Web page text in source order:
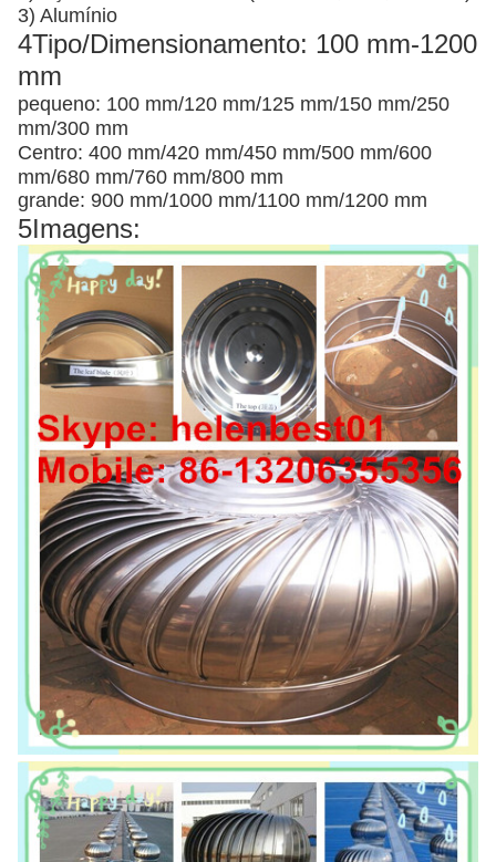
3) Alumínio
4Tipo/Dimensionamento: 100 mm-1200
mm
pequeno: 100 mm/120 mm/125 mm/150 mm/250
mm/300 mm
Centro: 400 mm/420 mm/450 mm/500 mm/600
mm/680 mm/760 mm/800 mm
grande: 900 mm/1000 mm/1100 mm/1200 mm
5Imagens: